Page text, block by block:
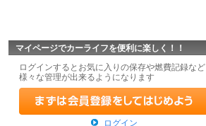
マイページでカーライフを便利に楽しく！！
ログインするとお気に入りの保存や燃費記録など
様々な管理が出来るようになります
ログイン